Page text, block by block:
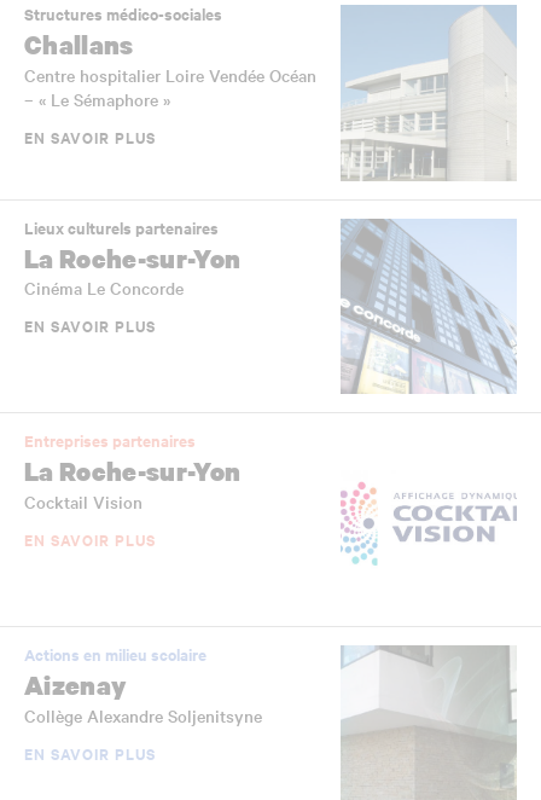
Structures médico-sociales
Challans
Centre hospitalier Loire Vendée Océan
– « Le Sémaphore »
EN SAVOIR PLUS
Lieux culturels partenaires
La Roche-sur-Yon
Cinéma Le Concorde
EN SAVOIR PLUS
Entreprises partenaires
La Roche-sur-Yon
Cocktail Vision
EN SAVOIR PLUS
Actions en milieu scolaire
Aizenay
Collège Alexandre Soljenitsyne
EN SAVOIR PLUS